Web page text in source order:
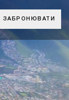
ЗАБРОНЮВАТИ